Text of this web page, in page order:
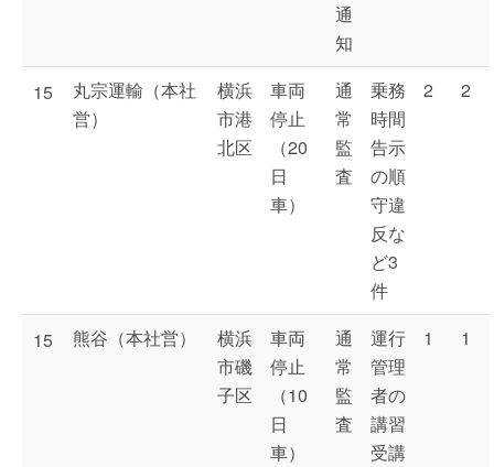
通
知
15
丸宗運輸（本社
営）
横浜
市港
北区
車両
停止
（20
日
車）
通
常
監
査
乗務
時間
告示
の順
守違
反な
ど3
件
2 2
15 熊谷（本社営）
横浜
市磯
子区
車両
停止
（10
日
車）
通
常
監
査
運行
管理
者の
講習
受講
1 1